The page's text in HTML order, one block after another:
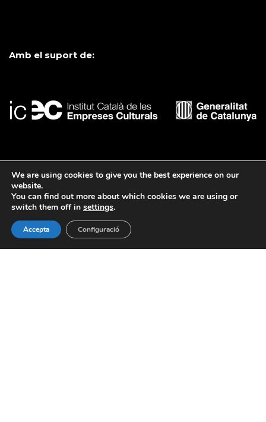
Amb el suport de:
Formem part de:
We are using cookies to give you the best experience on our
website.
You can find out more about which cookies we are using or
switch them off in settings.
Accepta Configuració